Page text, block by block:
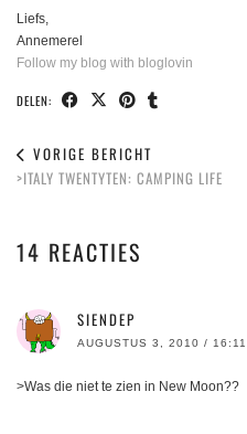
Liefs,
Annemerel
Follow my blog with bloglovin
DELEN:
VORIGE BERICHT
>ITALY TWENTYTEN: CAMPING LIFE
14 REACTIES
SIENDEP
AUGUSTUS 3, 2010 / 16:11
>Was die niet te zien in New Moon??